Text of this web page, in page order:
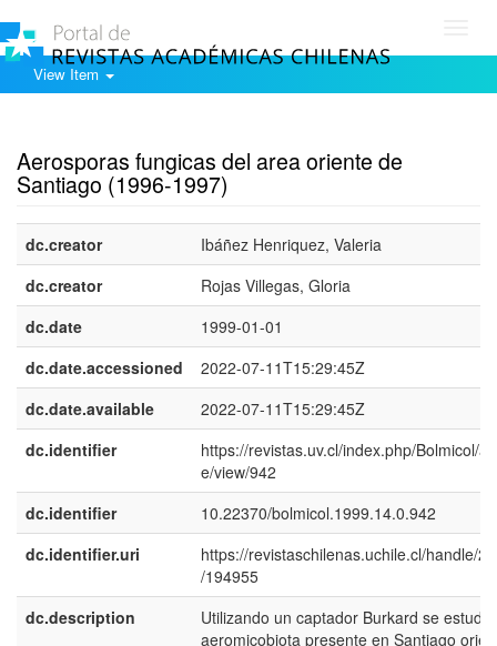
View Item
Aerosporas fungicas del area oriente de
Santiago (1996-1997)
dc.creator
Ibáñez Henriquez, Valeria
dc.creator
Rojas Villegas, Gloria
dc.date
1999-01-01
dc.date.accessioned
2022-07-11T15:29:45Z
dc.date.available
2022-07-11T15:29:45Z
dc.identifier
https://revistas.uv.cl/index.php/Bolmicol/
e/view/942
dc.identifier
10.22370/bolmicol.1999.14.0.942
dc.identifier.uri
https://revistaschilenas.uchile.cl/handle/
/194955
dc.description
Utilizando un captador Burkard se
aeromicobiota presente en Santiago